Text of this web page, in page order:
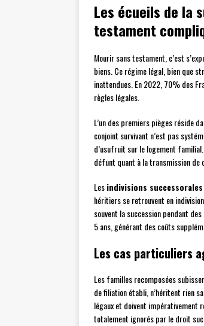
Les écueils de la
testament
Mourir sans testament, c’est
biens. Ce régime légal, bien que
inattendues. En 2022, 70% des
règles légales.
L’un des premiers pièges réside
conjoint survivant n’est pas
d’usufruit sur le logement
défunt quant à la transmission de
Lesindivisions successorales
héritiers se retrouvent en
souvent la succession pendant
5 ans, générant des coûts
Les cas particuliers
Les familles recomposées
de filiation établi, n’héritent rien
légaux et doivent impérativement
totalement ignorés par le droit